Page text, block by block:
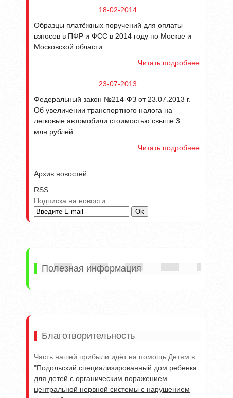
18-02-2014
Образцы платёжных поручений для оплаты
взносов в ПФР и ФСС в 2014 году по Москве и
Московской области
Читать подробнее
23-07-2013
Федеральный закон №214-ФЗ от 23.07.2013 г.
Об увеличении транспортного налога на
легковые автомобили стоимостью свыше 3
млн.рублей
Читать подробнее
Архив новостей
RSS
Подписка на новости:
Полезная информация
Благотворительность
Часть нашей прибыли идёт на помощь Детям в
"Подольский специализированный дом ребенка
для детей с органическим поражением
центральной нервной системы с нарушением